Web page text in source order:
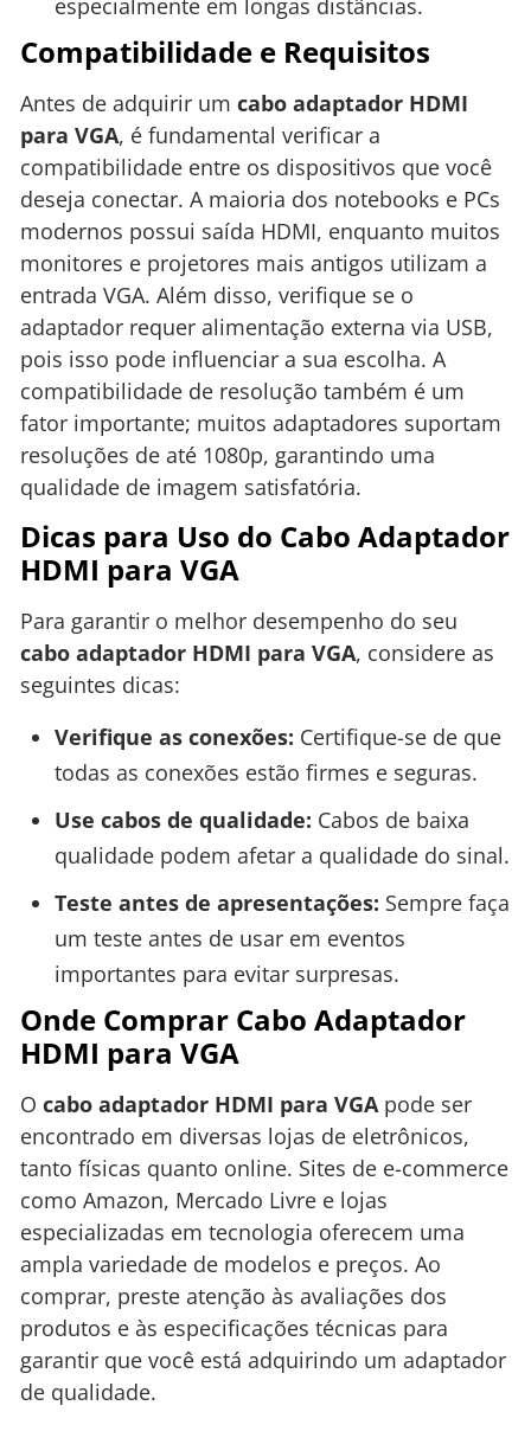
especialmente em longas distâncias.
Compatibilidade e Requisitos
Antes de adquirir um cabo adaptador HDMI
para VGA, é fundamental verificar a
compatibilidade entre os dispositivos que você
deseja conectar. A maioria dos notebooks e PCs
modernos possui saída HDMI, enquanto muitos
monitores e projetores mais antigos utilizam a
entrada VGA. Além disso, verifique se o
adaptador requer alimentação externa via USB,
pois isso pode influenciar a sua escolha. A
compatibilidade de resolução também é um
fator importante; muitos adaptadores suportam
resoluções de até 1080p, garantindo uma
qualidade de imagem satisfatória.
Dicas para Uso do Cabo Adaptador
HDMI para VGA
Para garantir o melhor desempenho do seu
cabo adaptador HDMI para VGA, considere as
seguintes dicas:
Verifique as conexões: Certifique-se de que
todas as conexões estão firmes e seguras.
Use cabos de qualidade: Cabos de baixa
qualidade podem afetar a qualidade do sinal.
Teste antes de apresentações: Sempre faça
um teste antes de usar em eventos
importantes para evitar surpresas.
Onde Comprar Cabo Adaptador
HDMI para VGA
O cabo adaptador HDMI para VGA pode ser
encontrado em diversas lojas de eletrônicos,
tanto físicas quanto online. Sites de e-commerce
como Amazon, Mercado Livre e lojas
especializadas em tecnologia oferecem uma
ampla variedade de modelos e preços. Ao
comprar, preste atenção às avaliações dos
produtos e às especificações técnicas para
garantir que você está adquirindo um adaptador
de qualidade.